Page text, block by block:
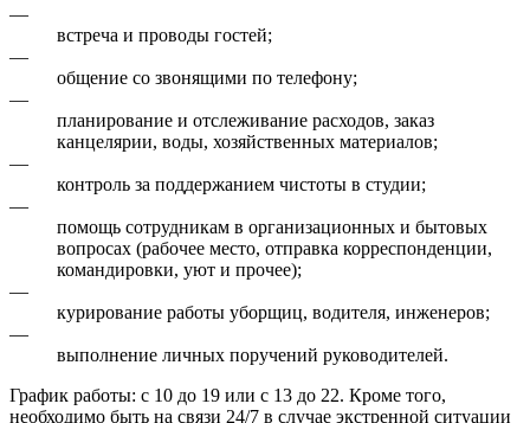
—
встреча и проводы гостей;
—
общение со звонящими по телефону;
—
планирование и отслеживание расходов, заказ
канцелярии, воды, хозяйственных материалов;
—
контроль за поддержанием чистоты в студии;
—
помощь сотрудникам в организационных и бытовых
вопросах (рабочее место, отправка корреспонденции,
командировки, уют и прочее);
—
курирование работы уборщиц, водителя, инженеров;
—
выполнение личных поручений руководителей.
График работы: с 10 до 19 или с 13 до 22. Кроме того,
необходимо быть на связи 24/7 в случае экстренной ситуации